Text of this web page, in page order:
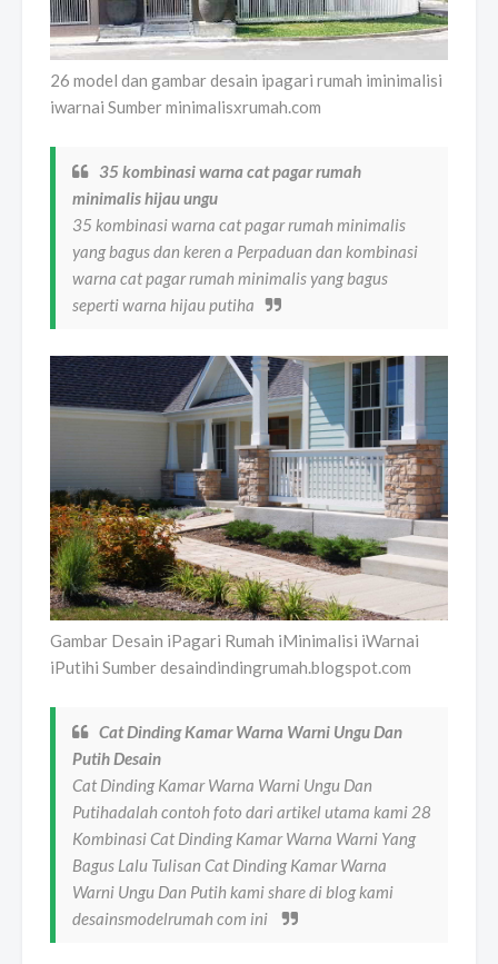
26 model dan gambar desain ipagari rumah iminimalisi
iwarnai Sumber minimalisxrumah.com
35 kombinasi warna cat pagar rumah
minimalis hijau ungu
35 kombinasi warna cat pagar rumah minimalis
yang bagus dan keren a Perpaduan dan kombinasi
warna cat pagar rumah minimalis yang bagus
seperti warna hijau putiha
Gambar Desain iPagari Rumah iMinimalisi iWarnai
iPutihi Sumber desaindindingrumah.blogspot.com
Cat Dinding Kamar Warna Warni Ungu Dan
Putih Desain
Cat Dinding Kamar Warna Warni Ungu Dan
Putihadalah contoh foto dari artikel utama kami 28
Kombinasi Cat Dinding Kamar Warna Warni Yang
Bagus Lalu Tulisan Cat Dinding Kamar Warna
Warni Ungu Dan Putih kami share di blog kami
desainsmodelrumah com ini